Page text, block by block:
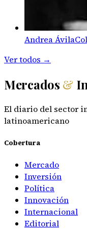
Andrea Ávila
Ver todos →
Mercados &
El diario del sector
latinoamericano
Cobertura
Mercado
Inversión
Política
Innovación
Internacional
Editorial